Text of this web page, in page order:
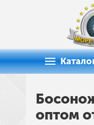
оптом